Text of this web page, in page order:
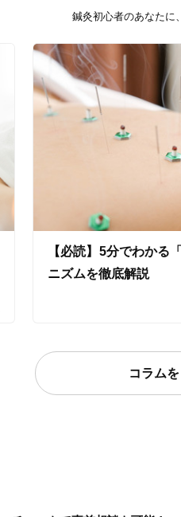
20時以降OK
駅近
女性限定
「健康にはりを見た」
鍼灸初心者のあなたに
【必読】5分でわかる
ニズムを徹底解説
コラム